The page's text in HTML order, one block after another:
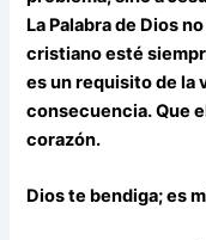
La Palabra de Dios
cristiano esté
es un requisito de la
consecuencia. Que
corazón.
Dios te bendiga; es